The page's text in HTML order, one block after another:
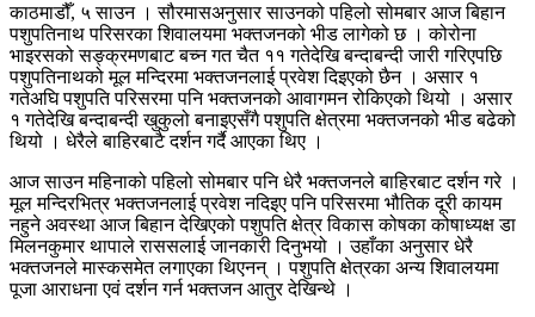
काठमाडौँ, ५ साउन । सौरमासअनुसार साउनको पहिलो सोमबार आज बिहान
पशुपतिनाथ परिसरका शिवालयमा भक्तजनको भीड लागेको छ । कोरोना
भाइरसको सङ्क्रमणबाट बच्न गत चैत ११ गतेदेखि बन्दाबन्दी जारी गरिएपछि
पशुपतिनाथको मूल मन्दिरमा भक्तजनलाई प्रवेश दिइएको छैन । असार १
गतेअघि पशुपति परिसरमा पनि भक्तजनको आवागमन रोकिएको थियो । असार
१ गतेदेखि बन्दाबन्दी खुकुलो बनाइएसँगै पशुपति क्षेत्रमा भक्तजनको भीड बढेको
थियो । धेरैले बाहिरबाटै दर्शन गर्दै आएका थिए ।
आज साउन महिनाको पहिलो सोमबार पनि धेरै भक्तजनले बाहिरबाट दर्शन गरे ।
मूल मन्दिरभित्र भक्तजनलाई प्रवेश नदिइए पनि परिसरमा भौतिक दूरी कायम
नहुने अवस्था आज बिहान देखिएको पशुपति क्षेत्र विकास कोषका कोषाध्यक्ष डा
मिलनकुमार थापाले राससलाई जानकारी दिनुभयो । उहाँका अनुसार धेरै
भक्तजनले मास्कसमेत लगाएका थिएनन् । पशुपति क्षेत्रका अन्य शिवालयमा
पूजा आराधना एवं दर्शन गर्न भक्तजन आतुर देखिन्थे ।